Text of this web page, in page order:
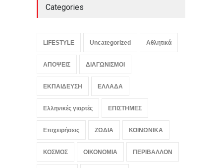
Categories
LIFESTYLE Uncategorized Αθλητικά
ΑΠΟΨΕΙΣ ΔΙΑΓΩΝΙΣΜΟΙ
ΕΚΠΑΙΔΕΥΣΗ ΕΛΛΑΔΑ
Ελληνικές γιορτές ΕΠΙΣΤΗΜΕΣ
Επιχειρήσεις ΖΩΔΙΑ ΚΟΙΝΩΝΙΚΑ
ΚΟΣΜΟΣ ΟΙΚΟΝΟΜΙΑ ΠΕΡΙΒΑΛΛΟΝ